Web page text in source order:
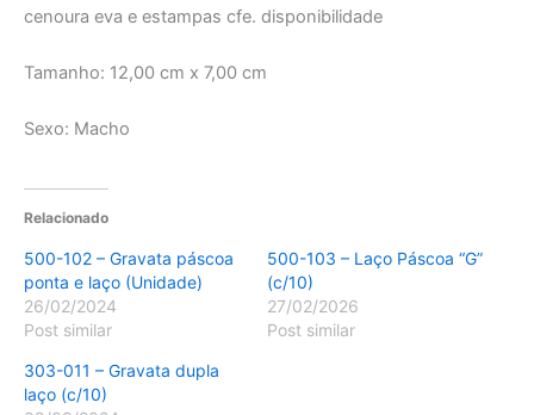
cenoura eva e estampas cfe. disponibilidade
Tamanho: 12,00 cm x 7,00 cm
Sexo: Macho
Relacionado
500-102 – Gravata páscoa
ponta e laço (Unidade)
26/02/2024
Post similar
500-103 – Laço Páscoa “G”
(c/10)
27/02/2026
Post similar
303-011 – Gravata dupla
laço (c/10)